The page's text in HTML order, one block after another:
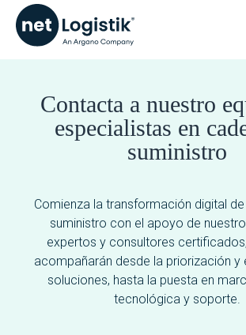
Contacta a nuestro
especialistas en
suministro
Comienza la transformación digital
suministro con el apoyo de
expertos y consultores
acompañarán desde la priorización y
soluciones, hasta la puesta en
tecnológica y soporte.